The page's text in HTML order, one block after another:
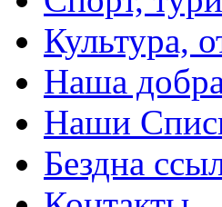
Культура,
Наша
Наши
Бездна